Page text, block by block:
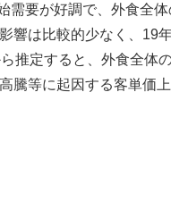
需要が好調で、外食全
響は比較的少なく、19
推定すると、外食全体
騰等に起因する客単価